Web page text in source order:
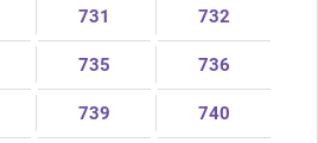
731 732
735 736
739 740